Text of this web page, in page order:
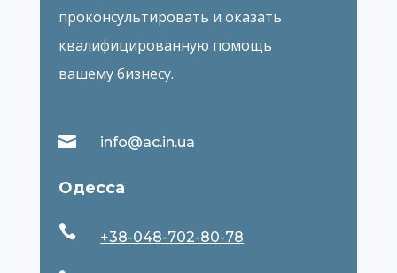
проконсультировать и оказать
квалифицированную помощь
вашему бизнесу.
 info@ac.in.ua
Одесса
 +38-048-702-80-78